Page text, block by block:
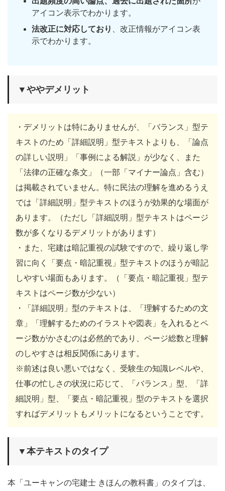
アイコン表示でわかります。
法改正に対応しており
、改正情報がアイコン表
示でわかります。
▼ややデメリット
・デメリットは特にありませんが、「バランス」型テ
キストのため「詳細説明」型テキストよりも、「論点
の詳しい説明」「事例による解説」が少なく、また
「法律の正確な条文」（一部「マイナー論点」含む）
は掲載されていません。特に民法の理解を進めるうえ
では「詳細説明」型テキストのほうが効果的な場面が
あります。（ただし「詳細説明」型テキストはページ
数が多くなりるデメリットがあります）
・また、宅建は暗記重視の試験ですので、繰り返し学
習に向く「要点・暗記重視」型テキストのほうが暗記
しやすい場面もあります。（「要点・暗記重視」型テ
キストはページ数が少ない）
・「詳細説明」型のテキストは、「理解するための文
章」「理解するためのイラストや図表」を入れるとペ
ージ数がかさむのは必然的であり、ページ総数と理解
のしやすさは相反関係にあります。
※前述は良い悪いではなく、受験生の知識レベルや、
仕事の忙しさの状況に応じて、「バランス」型、「詳
細説明」型、「要点・暗記重視」型のテキストを選択
すればデメリットもメリットになるということです。
▼本テキストのタイプ
本「ユーキャンの宅建士 きほんの教科書」のタイプは、